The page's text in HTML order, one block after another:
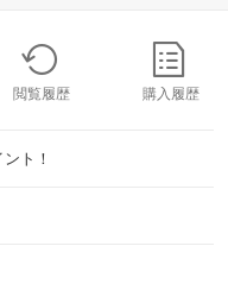
閲覧履歴 購入履歴
ト！